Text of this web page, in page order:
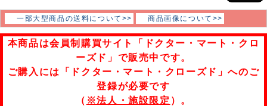
一部大型商品の送料について>> 商品画像について>>
本商品は会員制購買サイト「ドクター・マート・クロ
ーズド」で販売中です。
ご購入には「ドクター・マート・クローズド」へのご
登録が必要です
（ ※法人・施設限定 ）。